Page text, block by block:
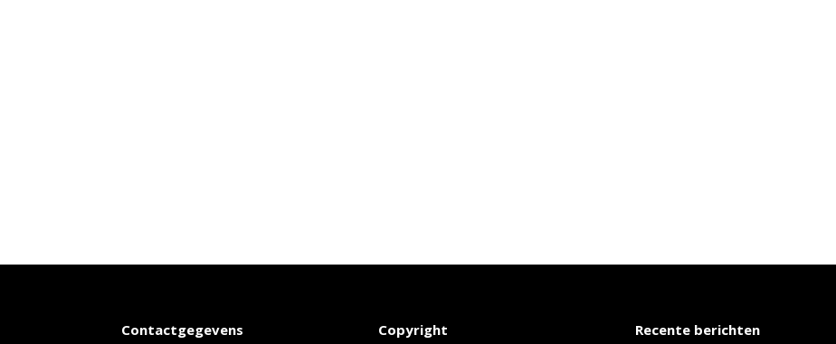
Contactgegevens Copyright Recente berichten